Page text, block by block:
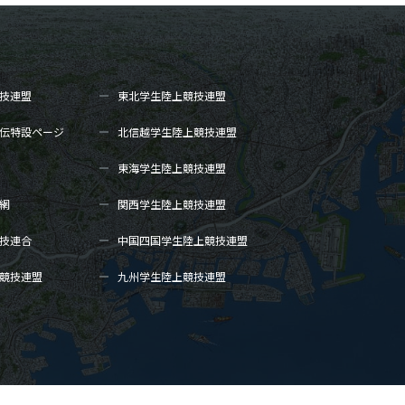
連盟 東北学生陸上競技連盟
特設ページ 北信越学生陸上競技連盟
東海学生陸上競技連盟
関西学生陸上競技連盟
連合 中国四国学生陸上競技連盟
技連盟 九州学生陸上競技連盟